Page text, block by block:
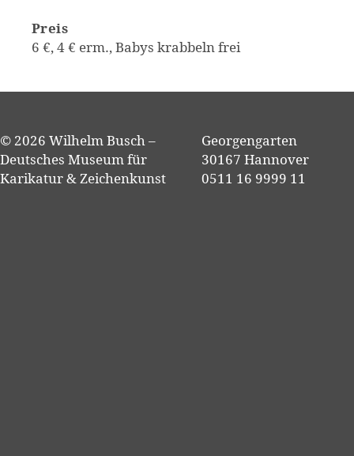
Preis
6 €, 4 € erm., Babys krabbeln frei
© 2026 Wilhelm Busch –
Deutsches Museum für
Karikatur & Zeichenkunst
Georgengarten
30167 Hannover
0511 16 9999 11